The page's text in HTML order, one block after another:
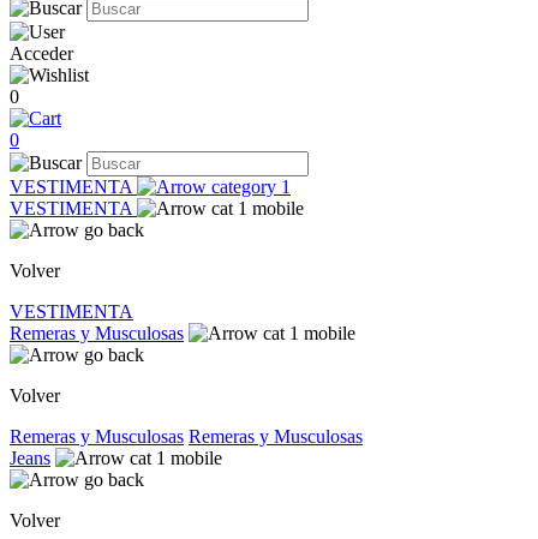
Acceder
0
0
VESTIMENTA
VESTIMENTA
Volver
VESTIMENTA
Remeras y Musculosas
Volver
Remeras y Musculosas Remeras y Musculosas
Jeans
Volver